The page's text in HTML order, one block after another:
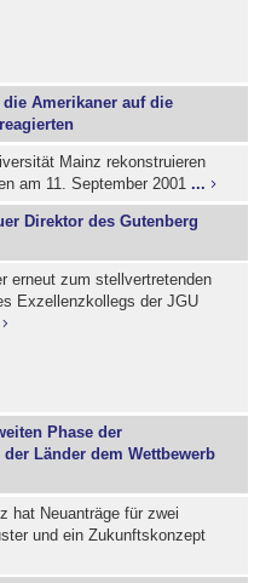
Amerikaner auf die
Mainz rekonstruieren
am 11. September 2001...
Direktor des Gutenberg
erneut zum stellvertretenden
Exzellenzkollegs der JGU
Phase der
Länder dem Wettbewerb
hat Neuanträge für zwei
und ein Zukunftskonzept